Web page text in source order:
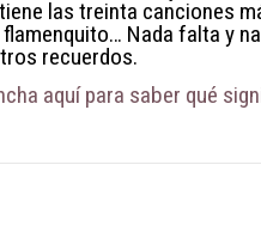
las treinta canciones
Nada falta y
recuerdos.
aquí para saber qué